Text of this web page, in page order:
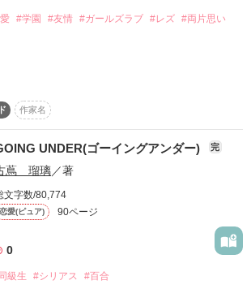
は？
中
再開いたしました
年頃なので、所々時代のギャップを感じるか
み頂ければと思います
#学園 #友情 #ガールズラブ #レズ #両片思い
せんから。」
なかった耳の不自由な少女、サラ。
言葉は、サラを閉じ込めていた。
と、１人の少女が冷たいサラの心を溶か
春の物語。
作家名
UNDER(ゴーイングアンダー) 完
蔦 瑠璃／著
文字数/80,774
恋愛(ピュア) 90ページ
0
級生 #シリアス #百合